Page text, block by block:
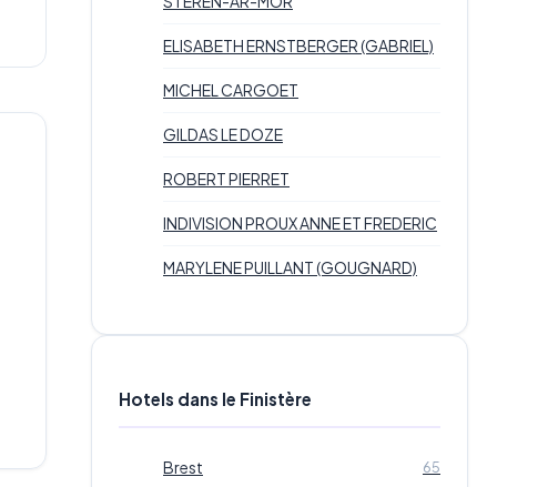
ELISABETH ERNSTBERGER (GABRIEL)
MICHEL CARGOET
GILDAS LE DOZE
ROBERT PIERRET
INDIVISION PROUX ANNE ET FREDERIC
MARYLENE PUILLANT (GOUGNARD)
Hotels dans le Finistère
Brest 65